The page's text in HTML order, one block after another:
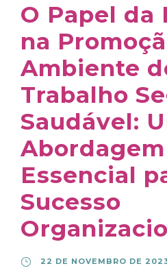
O Papel da
na
Ambiente
Trabalho
Saudável:
Abordagem
Essencial
Sucesso
22 DE NOVEMBRO DE